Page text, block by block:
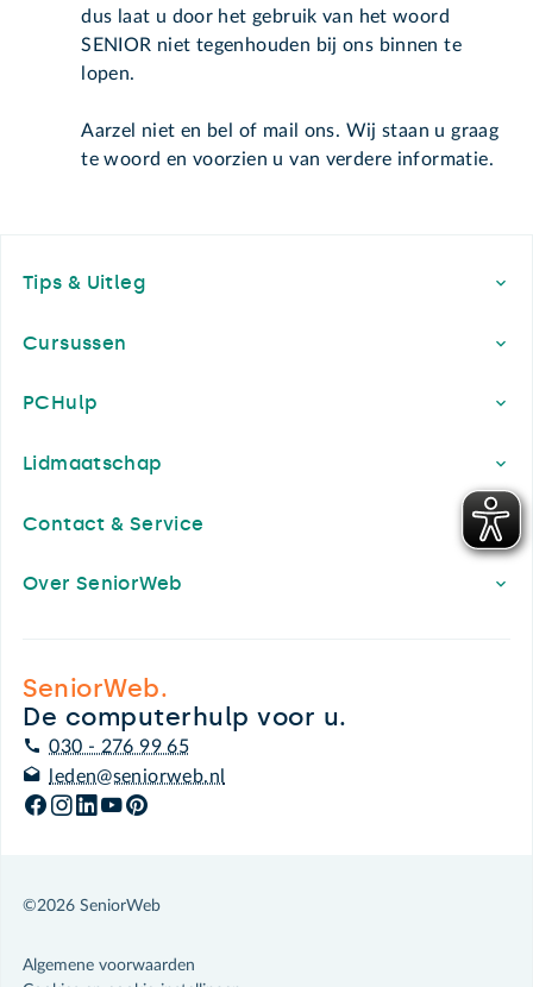
dus laat u door het gebruik van het woord
SENIOR niet tegenhouden bij ons binnen te
lopen.
Aarzel niet en bel of mail ons. Wij staan u graag
te woord en voorzien u van verdere informatie.
Tips & Uitleg
Cursussen
PCHulp
Lidmaatschap
Contact & Service
Over SeniorWeb
SeniorWeb.
De computerhulp voor u.
030 - 276 99 65
leden@seniorweb.nl
©2026 SeniorWeb
Algemene voorwaarden